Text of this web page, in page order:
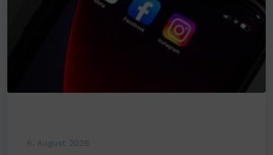
6. August 2026